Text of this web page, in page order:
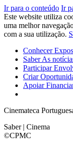
Ir para o conteúdo Ir
Este website utiliza
uma melhor
com a sua utilização.
Conhecer
SaberAs
Participar
Criar
Apoiar
Cinemateca
Saber | Cinema
©CPMC